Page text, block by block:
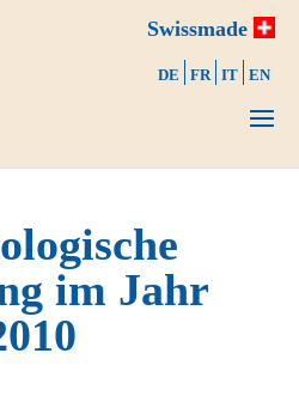
Swissmade
DE FR IT EN
im Jahr